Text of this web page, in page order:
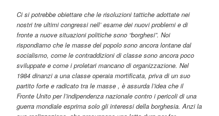
Ci si potrebbe obiettare che le risoluzioni tattiche adottate nei
nostri tre ultimi congressi nell’ esame dei nuovi problemi e di
fronte a nuove situazioni politiche sono “borghesi”. Noi
rispondiamo che le masse del popolo sono ancora lontane dal
socialismo, come le contraddizioni di classe sono ancora poco
sviluppate e come i proletari mancano di organizzazione. Nel
1984 dinanzi a una classe operaia mortificata, priva di un suo
partito forte e radicato tra le masse , è assurda l’idea che il
Fronte Unito per l’indipendenza nazionale contro i pericoli di una
guerra mondiale esprima solo gli interessi della borghesia. Anzi la